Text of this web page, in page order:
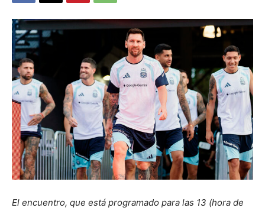
El encuentro, que está programado para las 13 (hora de